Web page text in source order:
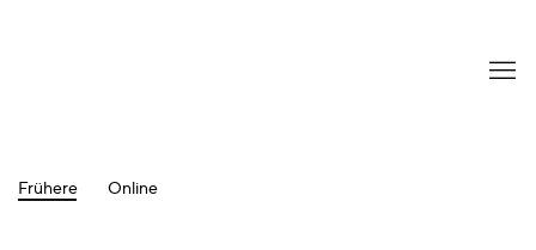
Frühere Online